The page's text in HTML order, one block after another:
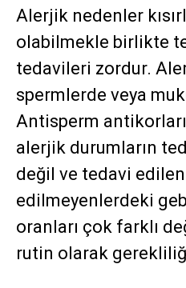
Alerjik nedenler
olabilmekle birlikte
tedavileri zordur.
spermlerde veya
Antisperm
alerjik durumların
değil ve tedavi
edilmeyenlerdeki
oranları çok farklı
rutin olarak